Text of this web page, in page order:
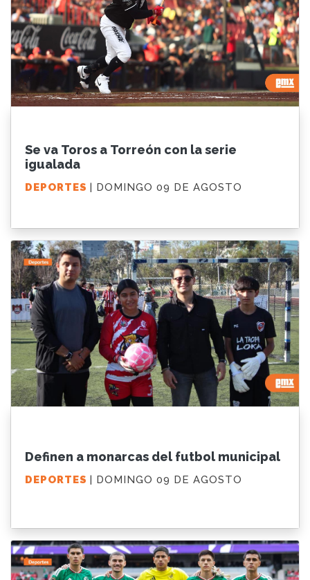
Se va Toros a Torreón con la serie
igualada
DEPORTES | DOMINGO 09 DE AGOSTO
Definen a monarcas del futbol municipal
DEPORTES | DOMINGO 09 DE AGOSTO